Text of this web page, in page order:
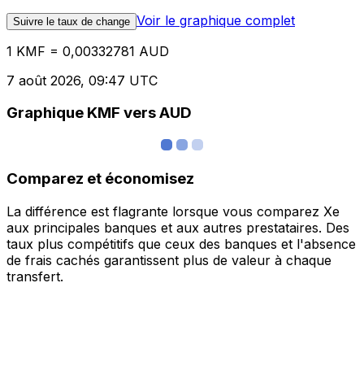
Suivre le taux de change Voir le graphique complet
1 KMF = 0,00332781 AUD
7 août 2026, 09:47 UTC
Graphique KMF vers AUD
Comparez et économisez
La différence est flagrante lorsque vous comparez Xe
aux principales banques et aux autres prestataires. Des
taux plus compétitifs que ceux des banques et l'absence
de frais cachés garantissent plus de valeur à chaque
transfert.